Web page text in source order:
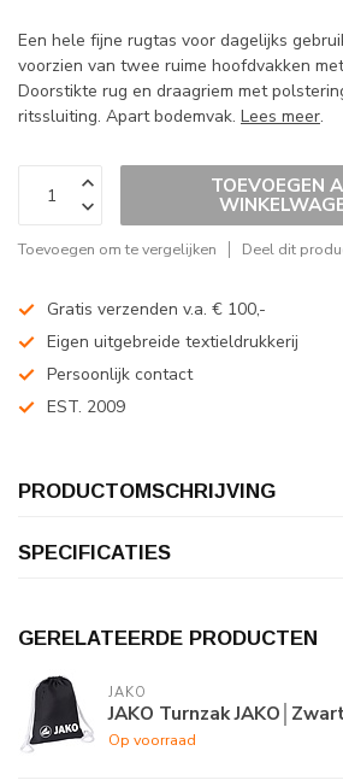
Een hele fijne rugtas voor dagelijks
voorzien van twee ruime hoofdvakken
Doorstikte rug en draagriem met
ritssluiting. Apart bodemvak. Lees meer.
TOEVOEGEN
Toevoegen om te vergelijken Deel dit
Gratis verzenden v.a. € 100,-
Eigen uitgebreide textieldrukkerij
Persoonlijk contact
EST. 2009
PRODUCTOMSCHRIJVING
SPECIFICATIES
GERELATEERDE PRODUCTEN
JAKO
JAKO Turnzak
Op voorraad